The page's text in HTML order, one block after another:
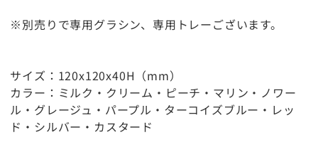
※別売りで専用グラシン、専用トレーございます。
サイズ：120x120x40H（mm）
カラー：ミルク・クリーム・ピーチ・マリン・ノワー
ル・グレージュ・パープル・ターコイズブルー・レッ
ド・シルバー・カスタード